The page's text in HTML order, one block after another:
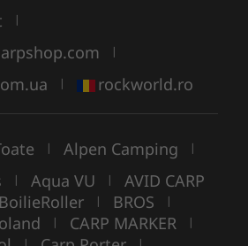
|
|
| rockworld.ro
| Alpen Camping |
| Aqua VU | AVID CARP
BoilieRoller | BROS |
| CARP MARKER |
| |